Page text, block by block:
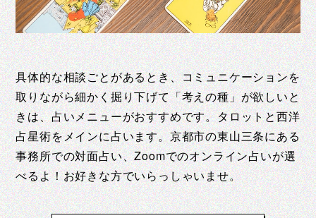
具体的な相談ごとがあるとき、コミュニケーションを
取りながら細かく掘り下げて「考えの種」が欲しいと
きは、占いメニューがおすすめです。タロットと西洋
占星術をメインに占います。京都市の東山三条にある
事務所での対面占い、Zoomでのオンライン占いが選
べるよ！お好きな方でいらっしゃいませ。